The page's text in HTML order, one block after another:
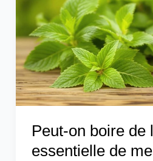
Peut-on boire de
essentielle de
l’huile
essentielle
de
menthe
poivrée
?